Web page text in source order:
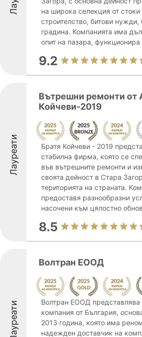
на широка селекция от стоки
строителство, битови нужди,
градина. Компанията има
опит на пазара, функционира
9.2
Лауреати
Вътрешни ремонти от
Койчеви-2019
Братя Койчеви - 2019
стабилна фирма, която се
във вътрешните ремонти и
своята дейност в Стара
територията на страната.
предоставя разнообразни
насочени към цялостно
8.5
Лауреати
Волтран ЕООД
Волтран ЕООД представлява
компания от България,
2013 година, която има
надежден доставчик на